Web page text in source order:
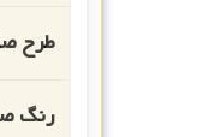
طرح
رنگ